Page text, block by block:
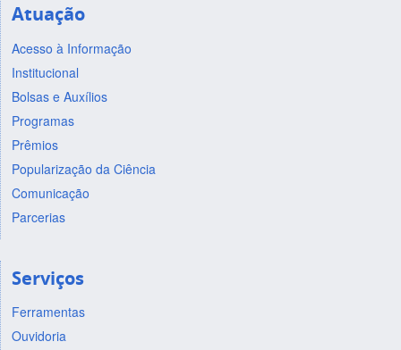
Atuação
Acesso à Informação
Institucional
Bolsas e Auxílios
Programas
Prêmios
Popularização da Ciência
Comunicação
Parcerias
Serviços
Ferramentas
Ouvidoria